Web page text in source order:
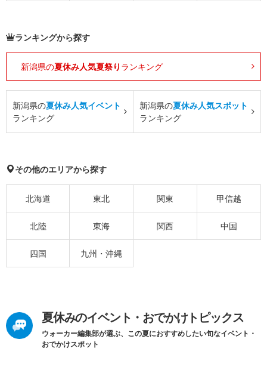
ランキングから探す
新潟県の夏休み人気夏祭り ランキング
新潟県の夏休み人気イベント
ランキング
新潟県の夏休み人気スポット
ランキング
その他のエリアから探す
北海道 東北 関東 甲信越
北陸 東海 関西 中国
四国 九州・沖縄
夏休みのイベント・おでかけトピックス
ウォーカー編集部が選ぶ、この夏におすすめしたい旬なイベント・
おでかけスポット